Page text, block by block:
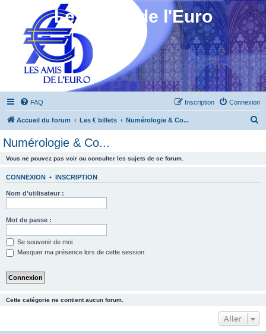
Les Amis de l'Euro
FAQ Connexion
Inscription
Accueil du forum Les € billets Numérologie & Co...
Numérologie & Co...
Vous ne pouvez pas voir ou consulter les sujets de ce forum.
CONNEXION • INSCRIPTION
Nom d’utilisateur :
Mot de passe :
Se souvenir de moi
Masquer ma présence lors de cette session
Cette catégorie ne contient aucun forum.
Aller